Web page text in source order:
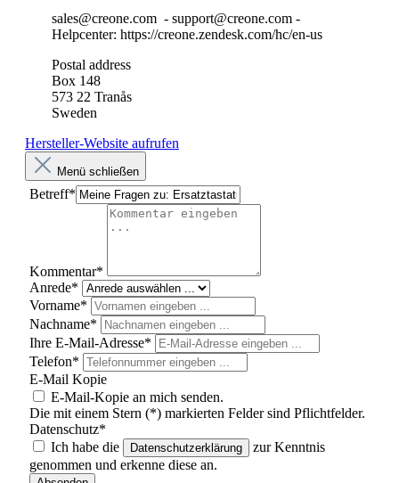
sales@creone.com - support@creone.com -
Helpcenter: https://creone.zendesk.com/hc/en-us
Postal address
Box 148
573 22 Tranås
Sweden
Hersteller-Website aufrufen
Menü schließen
Betreff*
Kommentar*
Anrede*
Vorname*
Nachname*
Ihre E-Mail-Adresse*
Telefon*
E-Mail Kopie
E-Mail-Kopie an mich senden.
Die mit einem Stern (*) markierten Felder sind Pflichtfelder.
Datenschutz*
Ich habe die
Datenschutzerklärung
zur Kenntnis
genommen und erkenne diese an.